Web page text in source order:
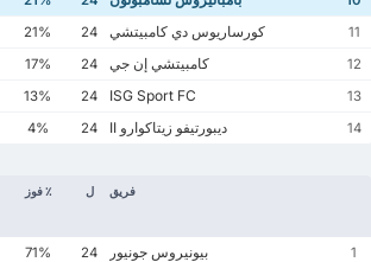
11
كورساريوس دي كامبيتشي 24
21%
12
كامبيتشي إن جي 24
17%
13
24
13%
14
ديبورتيفو زيتاكوارو II 24
4%
فريق ل ٪ فوز
1 بيونيروس جونيور 24
71%